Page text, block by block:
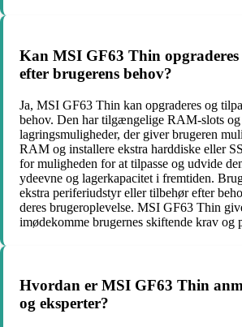
Kan MSI GF63 Thin opgraderes
efter brugerens behov?
Ja, MSI GF63 Thin kan opgraderes og
behov. Den har tilgængelige RAM-slots og
lagringsmuligheder, der giver brugeren
RAM og installere ekstra harddiske eller
for muligheden for at tilpasse og udvide
ydeevne og lagerkapacitet i fremtiden.
ekstra periferiudstyr eller tilbehør efter
deres brugeroplevelse. MSI GF63 Thin
imødekomme brugernes skiftende krav og
Hvordan er MSI GF63 Thin
og eksperter?